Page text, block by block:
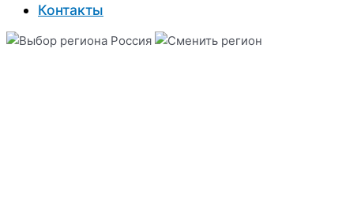
Контакты
Россия